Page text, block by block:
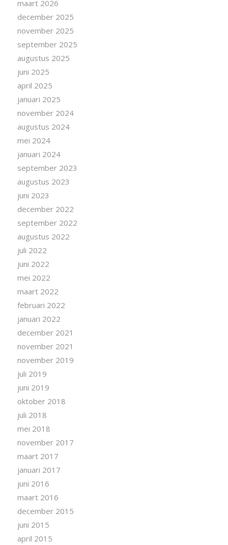
maart 2026
december 2025
november 2025
september 2025
augustus 2025
juni 2025
april 2025
januari 2025
november 2024
augustus 2024
mei 2024
januari 2024
september 2023
augustus 2023
juni 2023
december 2022
september 2022
augustus 2022
juli 2022
juni 2022
mei 2022
maart 2022
februari 2022
januari 2022
december 2021
november 2021
november 2019
juli 2019
juni 2019
oktober 2018
juli 2018
mei 2018
november 2017
maart 2017
januari 2017
juni 2016
maart 2016
december 2015
juni 2015
april 2015